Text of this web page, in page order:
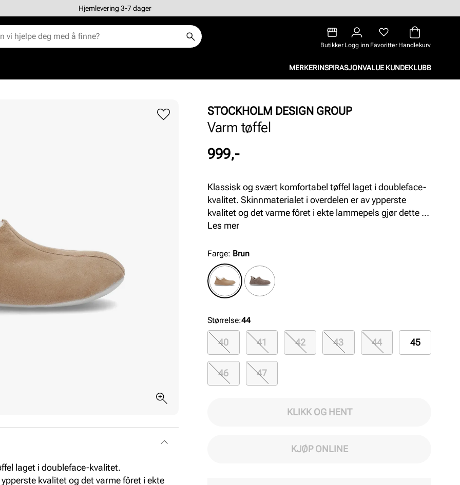
Hjemlevering 3-7 dager
Butikker Logg inn Favoritter Handlekurv
MERKERINSPIRASJONVALUE KUNDEKLUBB
laget i doubleface-kvalitet.
kvalitet og det varme fôret i ekte
STOCKHOLM DESIGN GROUP
Varm tøffel
Pris
999,-
Klassisk og svært komfortabel tøffel laget i doubleface-
kvalitet. Skinnmaterialet i overdelen er av ypperste
kvalitet og det varme fôret i ekte lammepels gjør dette til
en varm og veldig god tøffel. Tøffelen har en eksta myk
Les mer
Farge: Brun
Størrelse:44
40 41 42 43 44 45
46 47
KLIKK OG HENT
KJØP ONLINE